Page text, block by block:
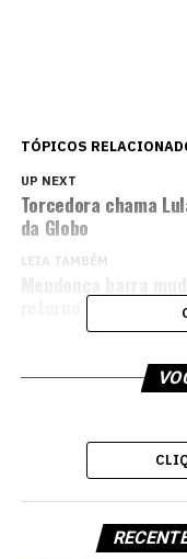
TÓPICOS
UP NEXT
Torcedora chama
da Globo
LEIA TAMBÉM
retorno de